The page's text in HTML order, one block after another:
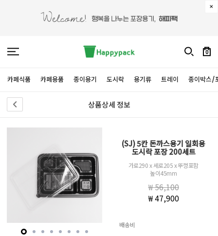
0
카페식품 카페용품 종이용기 도시락 용기류 트레이 종이박스/
상품상세 정보
(SJ) 5칸 돈까스용기 일회용
도시락 포장 200세트
가로290 x 세로205 x 뚜껑포함
높이45mm
₩ 56,100
₩ 47,900
배송비